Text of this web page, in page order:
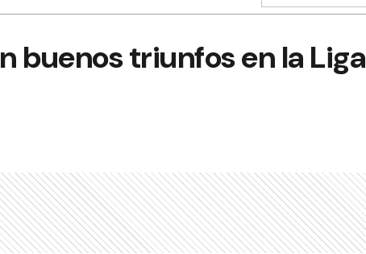
buenos triunfos en la Liga